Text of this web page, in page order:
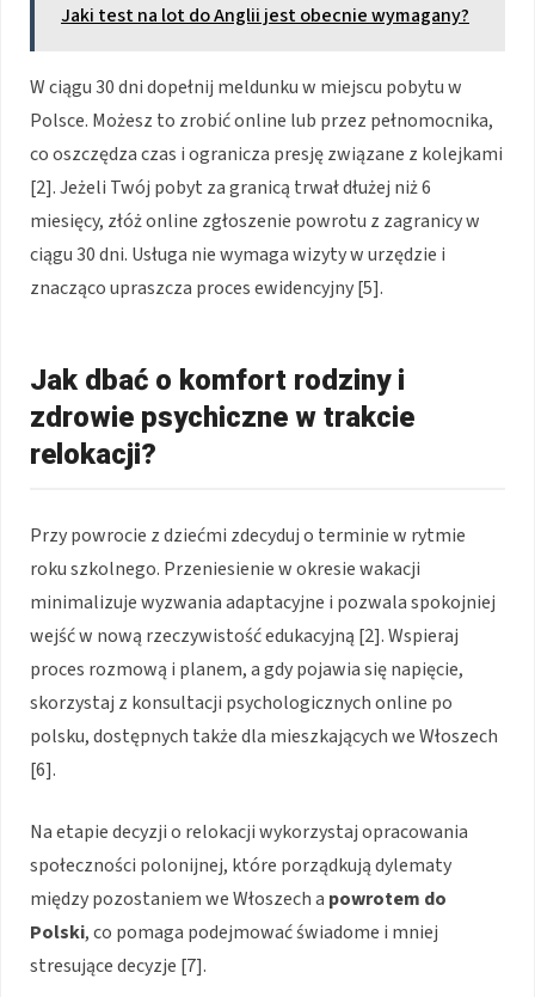
Jaki test na lot do Anglii jest obecnie wymagany?
W ciągu 30 dni dopełnij meldunku w miejscu pobytu w
Polsce. Możesz to zrobić online lub przez pełnomocnika,
co oszczędza czas i ogranicza presję związane z kolejkami
[2]. Jeżeli Twój pobyt za granicą trwał dłużej niż 6
miesięcy, złóż online zgłoszenie powrotu z zagranicy w
ciągu 30 dni. Usługa nie wymaga wizyty w urzędzie i
znacząco upraszcza proces ewidencyjny [5].
Jak dbać o komfort rodziny i
zdrowie psychiczne w trakcie
relokacji?
Przy powrocie z dziećmi zdecyduj o terminie w rytmie
roku szkolnego. Przeniesienie w okresie wakacji
minimalizuje wyzwania adaptacyjne i pozwala spokojniej
wejść w nową rzeczywistość edukacyjną [2]. Wspieraj
proces rozmową i planem, a gdy pojawia się napięcie,
skorzystaj z konsultacji psychologicznych online po
polsku, dostępnych także dla mieszkających we Włoszech
[6].
Na etapie decyzji o relokacji wykorzystaj opracowania
społeczności polonijnej, które porządkują dylematy
między pozostaniem we Włoszech a powrotem do
Polski, co pomaga podejmować świadome i mniej
stresujące decyzje [7].